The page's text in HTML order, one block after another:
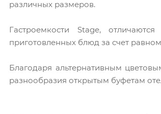
различных размеров.
Гастроемкости Stage,
приготовленных блюд за счет
Благодаря альтернативным
разнообразия открытым буфетам